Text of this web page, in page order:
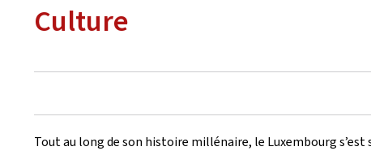
Culture
Tout au long de son histoire millénaire, le Luxembourg